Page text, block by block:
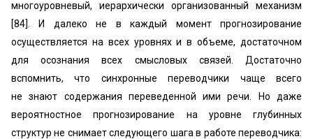
многоуровневый, иерархически организованный механизм
[84]. И далеко не в каждый момент прогнозирование
осуществляется на всех уровнях и в объеме, достаточном
для осознания всех смысловых связей. Достаточно
вспомнить, что синхронные переводчики чаще всего
не знают содержания переведенной ими речи. Но даже
вероятностное прогнозирование на уровне глубинных
структур не снимает следующего шага в работе переводчика: